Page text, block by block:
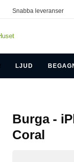
Snabba leveranser
LJUD
Burga -
Coral